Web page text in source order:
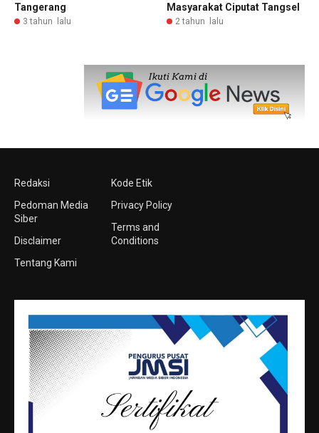
Tangerang
3 tahun lalu
Masyarakat Ciputat Tangsel
2 tahun lalu
Redaksi
Pedoman Media
Siber
Disclaimer
Tentang Kami
Kode Etik
Privacy Policy
Terms and
Conditions